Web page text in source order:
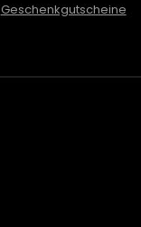
Geschenkgutscheine